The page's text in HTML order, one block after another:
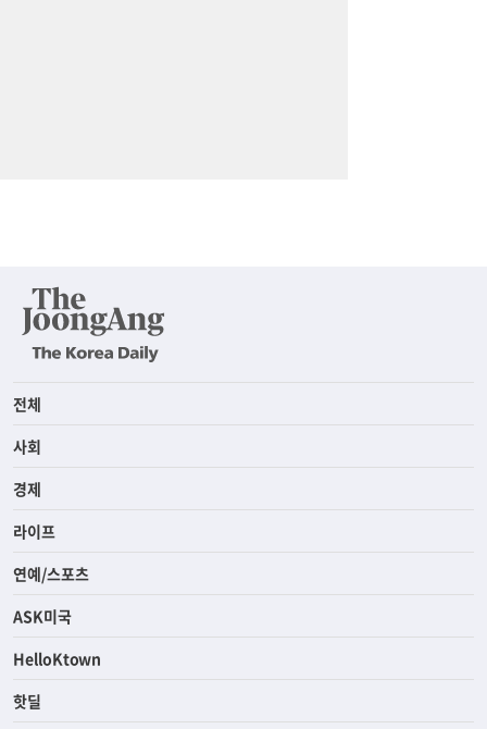
전체
사회
경제
라이프
연예/스포츠
ASK미국
HelloKtown
핫딜